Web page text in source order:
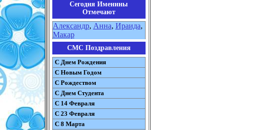
Сегодня Именины
Отмечают
Александр, Анна, Ираида,
Макар
СМС Поздравления
С Днем Рождения
С Новым Годом
С Рождеством
C Днем Студента
С 14 Февраля
С 23 Февраля
С 8 Марта